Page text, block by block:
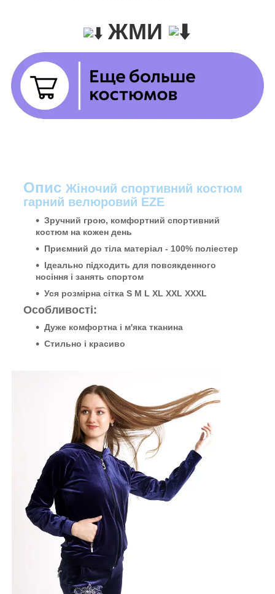
ЖМИ
Опис Жіночий спортивний костюм
гарний велюровий EZE
Зручний грою, комфортний спортивний
костюм на кожен день
Приємний до тіла матеріал - 100% поліестер
Ідеально підходить для повсякденного
носіння і занять спортом
Уся розмірна сітка S M L XL XXL XXXL
Особливості:
Дуже комфортна і м'яка тканина
Стильно і красиво